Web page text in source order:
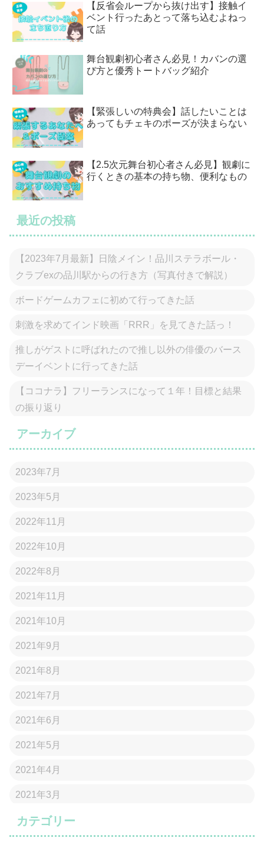
【反省会ループから抜け出す】接触イ
ベント行ったあとって落ち込むよねっ
て話
舞台観劇初心者さん必見！カバンの選
び方と優秀トートバッグ紹介
【緊張しいの特典会】話したいことは
あってもチェキのポーズが決まらない
【2.5次元舞台初心者さん必見】観劇に
行くときの基本の持ち物、便利なもの
最近の投稿
【2023年7月最新】日陰メイン！品川ステラボール・
クラブexの品川駅からの行き方（写真付きで解説）
ボードゲームカフェに初めて行ってきた話
刺激を求めてインド映画「RRR」を見てきた話っ！
推しがゲストに呼ばれたので推し以外の俳優のバース
デーイベントに行ってきた話
【ココナラ】フリーランスになって１年！目標と結果
の振り返り
アーカイブ
2023年7月
2023年5月
2022年11月
2022年10月
2022年8月
2021年11月
2021年10月
2021年9月
2021年8月
2021年7月
2021年6月
2021年5月
2021年4月
2021年3月
カテゴリー